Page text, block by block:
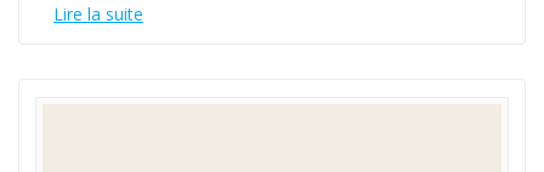
Lire la suite